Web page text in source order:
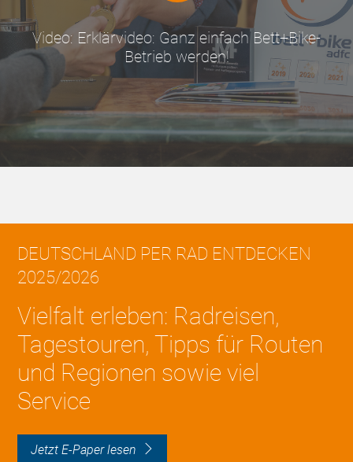
Video: Erklärvideo: Ganz einfach Bett+Bike-
Betrieb werden!
DEUTSCHLAND PER RAD ENTDECKEN
2025/2026
Vielfalt erleben: Radreisen,
Tagestouren, Tipps für Routen
und Regionen sowie viel
Service
Jetzt E-Paper lesen